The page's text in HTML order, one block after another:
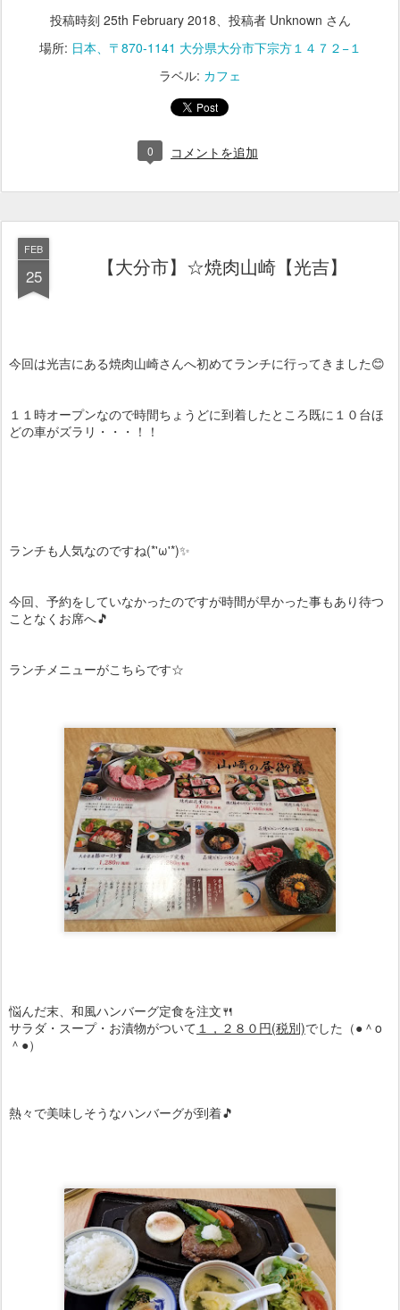
投稿時刻 25th February 2018 、投稿者 Unknown さん
場所: 日本、〒870-1141 大分県大分市下宗方１４７２−１
ラベル: カフェ
0 コメントを追加
FEB
25 【大分市】☆焼肉山崎【光吉】
今回は光吉にある焼肉山崎さんへ初めてランチに行ってきました😊
１１時オープンなので時間ちょうどに到着したところ既に１０台ほ
どの車がズラリ・・・！！
ランチも人気なのですね(*'ω'*)✨
今回、予約をしていなかったのですが時間が早かった事もあり待つ
ことなくお席へ🎵
ランチメニューがこちらです☆
悩んだ末、和風ハンバーグ定食を注文🍴
サラダ・スープ・お漬物がついて １，２８０円(税別)でした（●＾o
＾●）
熱々で美味しそうなハンバーグが到着🎵